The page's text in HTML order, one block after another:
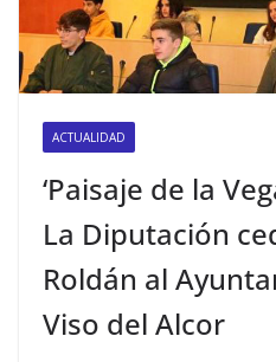
ACTUALIDAD
‘Paisaje de la
La Diputación
Roldán al
Viso del Alcor